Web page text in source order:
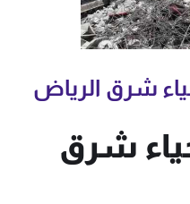
شرق الرياض
شرق